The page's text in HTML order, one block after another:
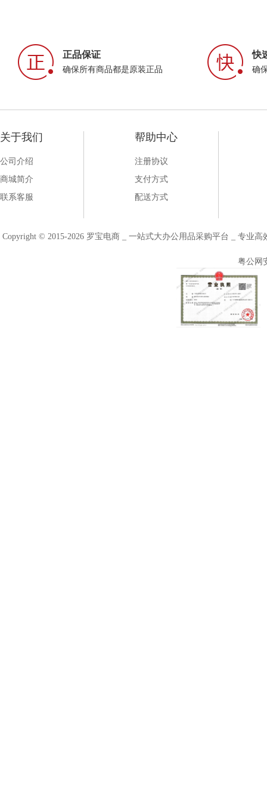
正品保证
确保所有商品都是原装正品
快
确
关于我们
公司介绍
商城简介
联系客服
帮助中心
注册协议
支付方式
配送方式
Copyright © 2015-2026 罗宝电商 _ 一站式大办公用品采购平台 _ 专业
粤公网